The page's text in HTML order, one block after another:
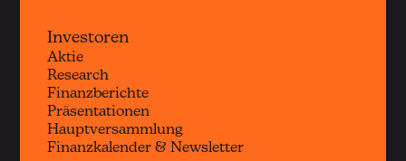
Investoren
Aktie
Research
Finanzberichte
Präsentationen
Hauptversammlung
Finanzkalender & Newsletter